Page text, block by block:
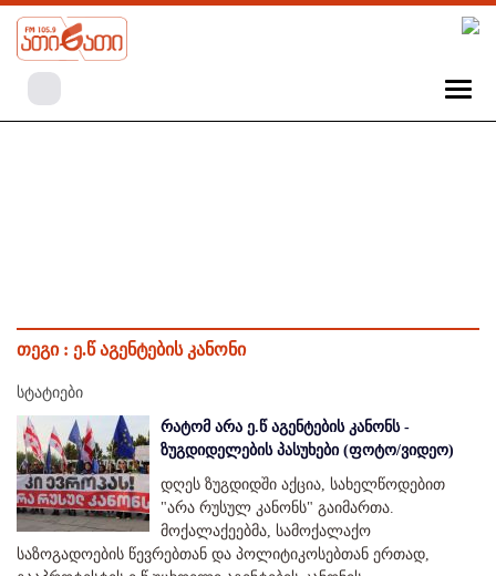
თეგი : ე.წ აგენტების კანონი
სტატიები
რატომ არა ე.წ აგენტების კანონს -
ზუგდიდელების პასუხები (ფოტო/ვიდეო)
დღეს ზუგდიდში აქცია, სახელწოდებით
"არა რუსულ კანონს" გაიმართა.
მოქალაქეებმა, სამოქალაქო
საზოგადოების წევრებთან და პოლიტიკოსებთან ერთად,